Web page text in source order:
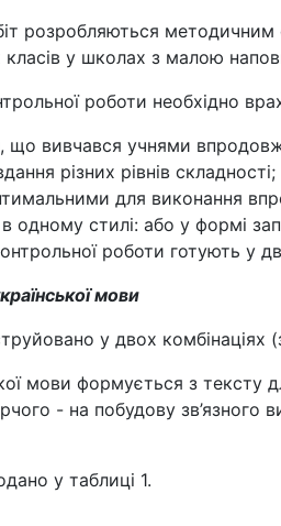
розробляються
у школах з малою
роботи необхідно
що вивчався учнями
різних рівнів складності;
для виконання
одному стилі: або у формі
роботи готують у
мови
у двох комбінаціях
мови формується з
- на побудову
у таблиці 1.